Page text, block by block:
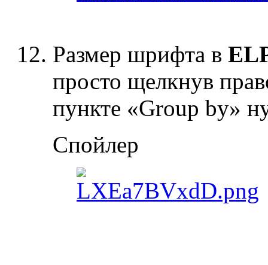
Размер шрифта в
просто щелкнув
пункте «Group by»
Спойлер